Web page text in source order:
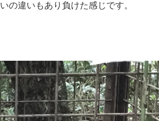
の違いもあり負けた感じです。